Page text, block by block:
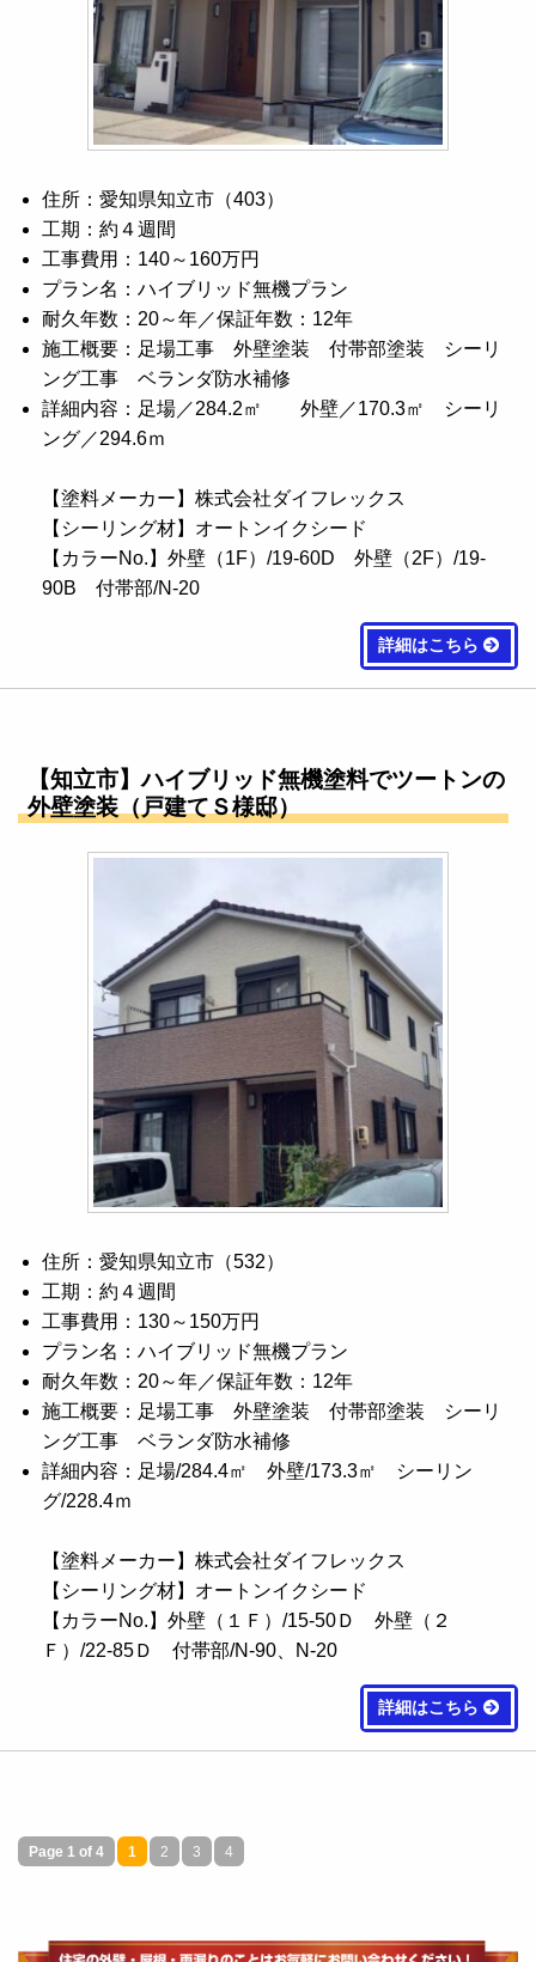
住所：愛知県知立市（403）
工期：約４週間
工事費用：140～160万円
プラン名：ハイブリッド無機プラン
耐久年数：20～年／保証年数：12年
施工概要：足場工事 外壁塗装 付帯部塗装 シーリ
ング工事 ベランダ防水補修
詳細内容：足場／284.2㎡ 外壁／170.3㎡ シーリ
ング／294.6ｍ
【塗料メーカー】株式会社ダイフレックス
【シーリング材】オートンイクシード
【カラーNo.】外壁（1F）/19-60D 外壁（2F）/19-
90B 付帯部/N-20
詳細はこちら
【知立市】ハイブリッド無機塗料でツートンの
外壁塗装（戸建てＳ様邸）
住所：愛知県知立市（532）
工期：約４週間
工事費用：130～150万円
プラン名：ハイブリッド無機プラン
耐久年数：20～年／保証年数：12年
施工概要：足場工事 外壁塗装 付帯部塗装 シーリ
ング工事 ベランダ防水補修
詳細内容：足場/284.4㎡ 外壁/173.3㎡ シーリン
グ/228.4ｍ
【塗料メーカー】株式会社ダイフレックス
【シーリング材】オートンイクシード
【カラーNo.】外壁（１Ｆ）/15-50Ｄ 外壁（２
Ｆ）/22-85Ｄ 付帯部/N-90、N-20
詳細はこちら
Page 1 of 4 1 2 3 4